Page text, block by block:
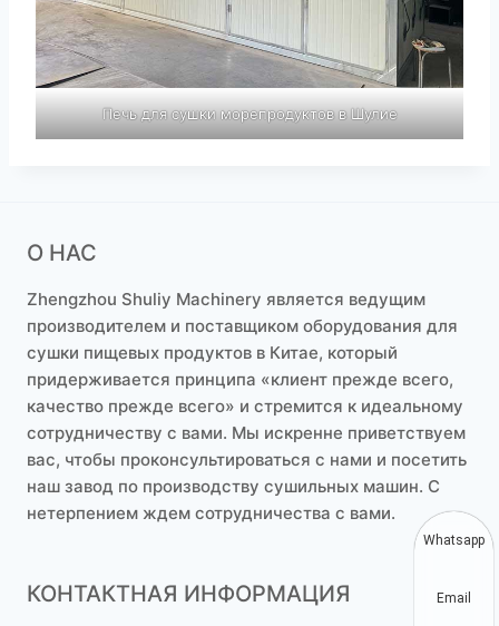
Печь для сушки морепродуктов в Шулие
О НАС
Zhengzhou Shuliy Machinery является ведущим
производителем и поставщиком оборудования для
сушки пищевых продуктов в Китае, который
придерживается принципа «клиент прежде всего,
качество прежде всего» и стремится к идеальному
сотрудничеству с вами. Мы искренне приветствуем
вас, чтобы проконсультироваться с нами и посетить
наш завод по производству сушильных машин. С
нетерпением ждем сотрудничества с вами.
КОНТАКТНАЯ ИНФОРМАЦИЯ
Whatsapp
Email